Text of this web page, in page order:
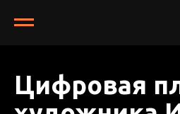
Цифровая